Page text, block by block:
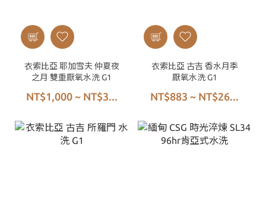
衣索比亞 耶加雪夫 仲夏夜
之月 雙重厭氧水洗 G1
NT$1,000 ~ NT$3...
衣索比亞 古吉 香水月季
厭氧水洗 G1
NT$883 ~ NT$26...